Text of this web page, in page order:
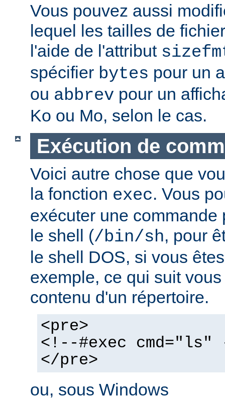
Vous pouvez aussi
lequel les tailles de
l'aide de l'attribut
spécifier bytes pour un
ou abbrev pour un
Ko ou Mo, selon le cas.
Exécution de
Voici autre chose que
la fonction exec. Vous
exécuter une commande
le shell (/bin/sh, pour
le shell DOS, si vous
exemple, ce qui suit
contenu d'un répertoire.
<pre>
<!--#exec cmd="ls"
</pre>
ou, sous Windows